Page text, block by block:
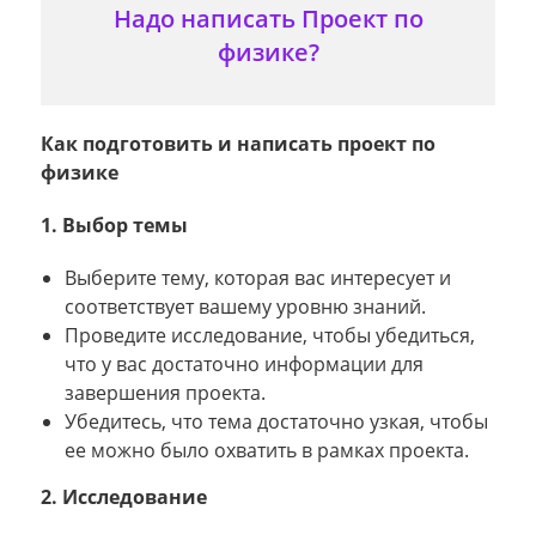
Надо написать Проект по
физике?
Как подготовить и написать проект по
физике
1. Выбор темы
Выберите тему, которая вас интересует и
соответствует вашему уровню знаний.
Проведите исследование, чтобы убедиться,
что у вас достаточно информации для
завершения проекта.
Убедитесь, что тема достаточно узкая, чтобы
ее можно было охватить в рамках проекта.
2. Исследование